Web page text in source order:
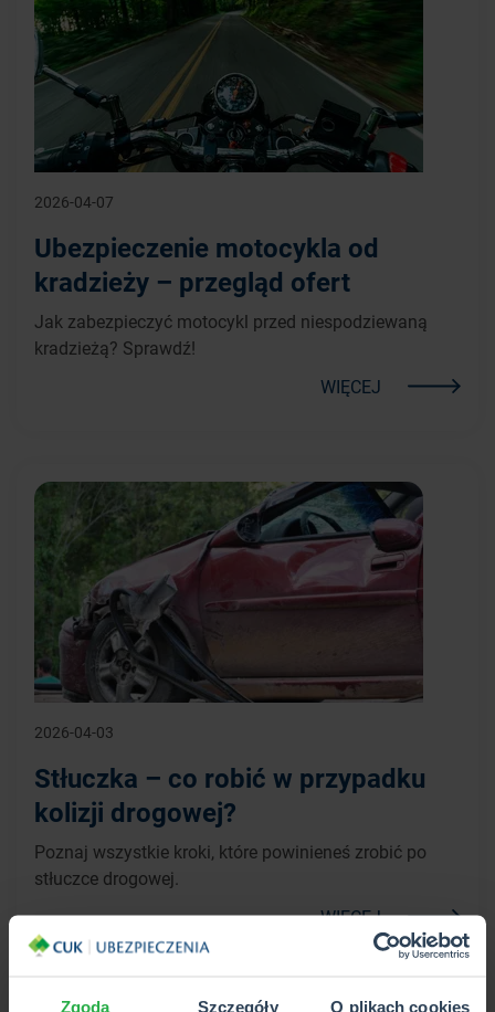
Zgoda Szczegóły O plikach cookies
2026-04-07
Ubezpieczenie motocykla od
kradzieży – przegląd ofert
Jak zabezpieczyć motocykl przed niespodziewaną
kradzieżą? Sprawdź!
WIĘCEJ
2026-04-03
Stłuczka – co robić w przypadku
kolizji drogowej?
Poznaj wszystkie kroki, które powinieneś zrobić po
stłuczce drogowej.
WIĘCEJ